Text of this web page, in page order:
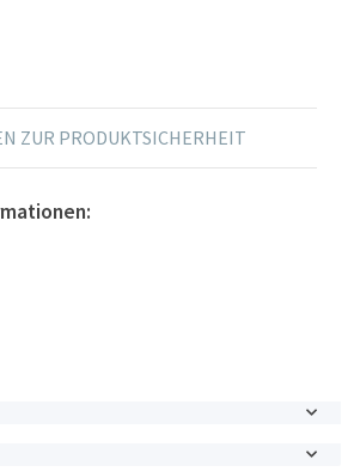
ZUR PRODUKTSICHERHEIT